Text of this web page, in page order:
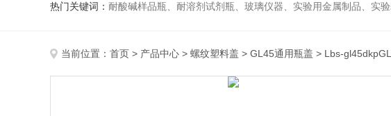
热门关键词： 耐酸碱样品瓶、耐溶剂试剂瓶、玻璃仪器、实验用金属制品、实
当前位置： 首页 > 产品中心 > 螺纹塑料盖 > GL45通用瓶盖 > Lbs-